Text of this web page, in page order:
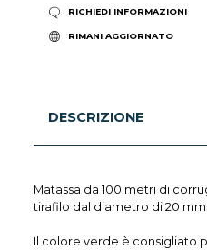
RICHIEDI INFORMAZIONI
RIMANI AGGIORNATO
DESCRIZIONE
Matassa da 100 metri di
tirafilo dal diametro di 20 mm.
Il colore verde è consigliato